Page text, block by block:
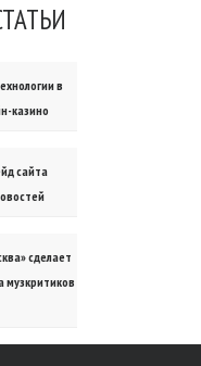
в
казино
сайта
сделает
музкритиков